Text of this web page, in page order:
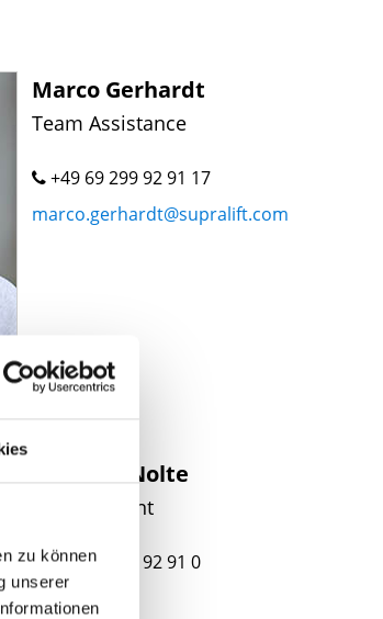
zu können
unserer
Marco Gerhardt
Team Assistance
+49 69 299 92 91 17
marco.gerhardt@supralift.com
Stefanie Nolte
Management
+49 69 299 92 91 0